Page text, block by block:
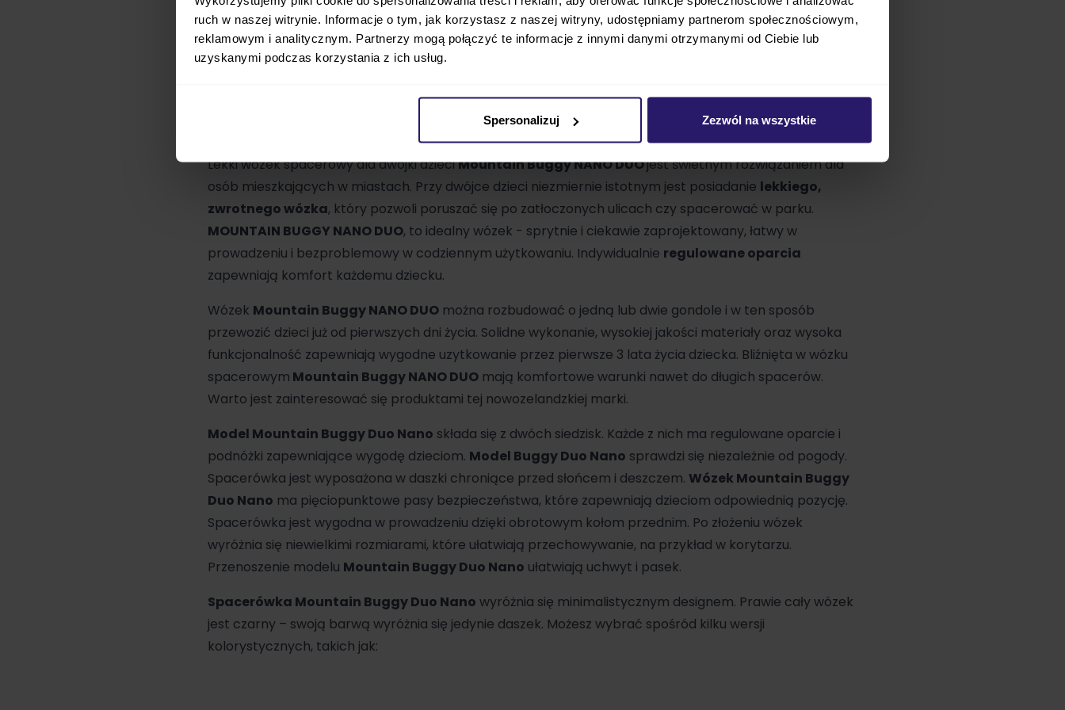
ruch w naszej witrynie. Informacje o tym, jak korzystasz z naszej witryny, udostępniamy partnerom społecznościowym,
reklamowym i analitycznym. Partnerzy mogą połączyć te informacje z innymi danymi otrzymanymi od Ciebie lub
uzyskanymi podczas korzystania z ich usług.
Spersonalizuj Zezwól na wszystkie
spacerów po zatłoczonym mieście czy na wycieczce do lasu. Spacerówka jest przeznaczona dla dzieci
od 6. miesiąca życia.
Duo Nanoto wózek spacerowy marki
Lekki wózek spacerowy dla dwójki dzieciMountain Buggy NANO DUOjest świetnym rozwiązaniem dla
osób mieszkających w miastach. Przy dwójce dzieci niezmiernie istotnym jest posiadanie lekkiego,
zwrotnego wózka, który pozwoli poruszać się po zatłoczonych ulicach czy spacerować w parku.
MOUNTAIN BUGGY NANO DUO, to idealny wózek - sprytnie i ciekawie zaprojektowany, łatwy w
prowadzeniu i bezproblemowy w codziennym użytkowaniu. Indywidualnie regulowane oparcia
zapewniają komfort każdemu dziecku.
Wózek Mountain Buggy NANO DUO można rozbudować o jedną lub dwie gondole i w ten sposób
przewozić dzieci już od pierwszych dni życia. Solidne wykonanie, wysokiej jakości materiały oraz wysoka
funkcjonalność zapewniają wygodne uzytkowanie przez pierwsze 3 lata życia dziecka. Bliźnięta w wózku
spacerowym Mountain Buggy NANO DUO mają komfortowe warunki nawet do długich spacerów.
Warto jest zainteresować się produktami tej nowozelandzkiej marki.
Model Mountain Buggy Duo Nano składa się z dwóch siedzisk. Każde z nich ma regulowane oparcie i
podnóżki zapewniające wygodę dzieciom. Model Buggy Duo Nano sprawdzi się niezależnie od pogody.
Spacerówka jest wyposażona w daszki chroniące przed słońcem i deszczem. Wózek Mountain Buggy
Duo Nano ma pięciopunktowe pasy bezpieczeństwa, które zapewniają dzieciom odpowiednią pozycję.
Spacerówka jest wygodna w prowadzeniu dzięki obrotowym kołom przednim. Po złożeniu wózek
wyróżnia się niewielkimi rozmiarami, które ułatwiają przechowywanie, na przykład w korytarzu.
Przenoszenie modelu Mountain Buggy Duo Nano ułatwiają uchwyt i pasek.
Spacerówka Mountain Buggy Duo Nano wyróżnia się minimalistycznym designem. Prawie cały wózek
jest czarny – swoją barwą wyróżnia się jedynie daszek. Możesz wybrać spośród kilku wersji
kolorystycznych, takich jak: